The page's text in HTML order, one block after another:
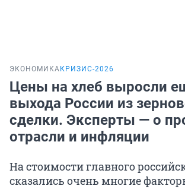
ЭКОНОМИКА КРИЗИС-2026
Цены на хлеб выросли
выхода России из
сделки. Эксперты — о
отрасли и инфляции
На стоимости главного
сказались очень многие